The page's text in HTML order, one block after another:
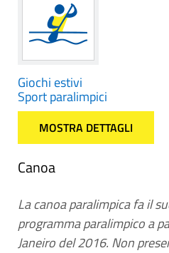
Giochi estivi
Sport paralimpici
MOSTRA DETTAGLI
Canoa
La canoa paralimpica fa il
programma paralimpico a
Janeiro del 2016. Non